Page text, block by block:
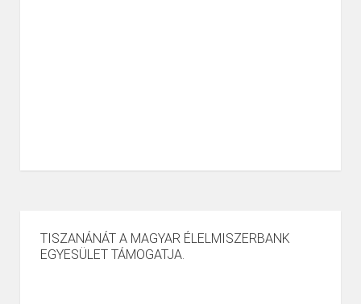
TISZANÁNÁT A MAGYAR ÉLELMISZERBANK
EGYESÜLET TÁMOGATJA.